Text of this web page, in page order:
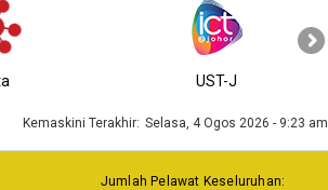
UST-J
›
Kemaskini Terakhir: Selasa, 4 Ogos 2026 - 9:23 am
Jumlah Pelawat Keseluruhan: